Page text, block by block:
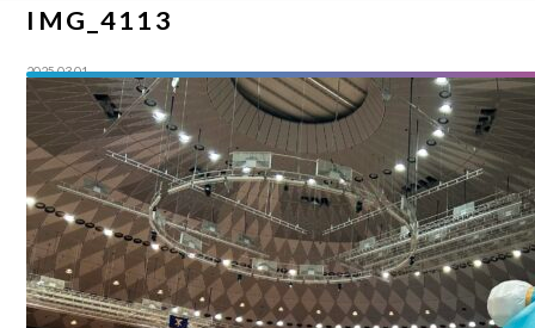
IMG_4113
2025.03.01